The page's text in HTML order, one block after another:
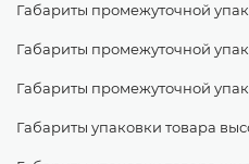
Габариты промежуточной
Габариты промежуточной
Габариты промежуточной
Габариты упаковки товара